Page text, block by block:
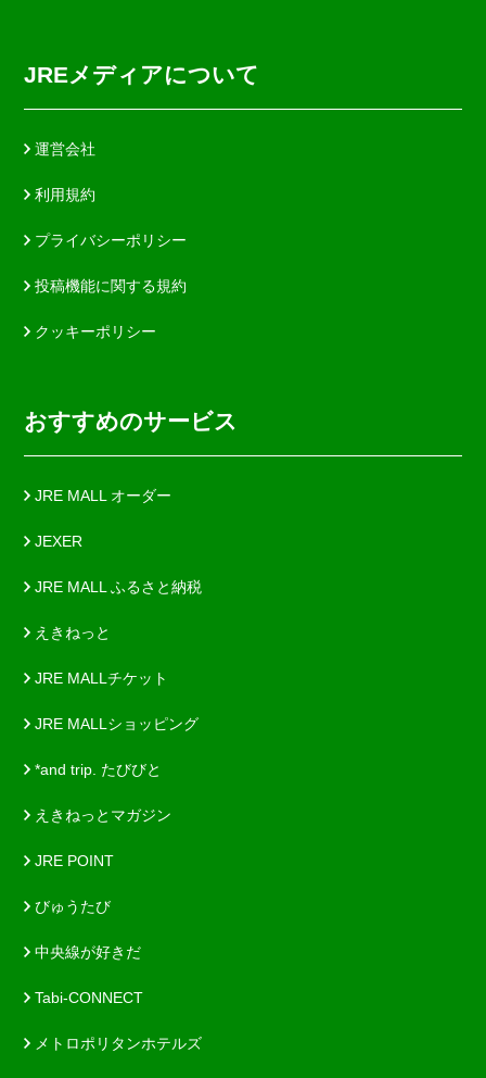
JREメディアについて
運営会社
利用規約
プライバシーポリシー
投稿機能に関する規約
クッキーポリシー
おすすめのサービス
JRE MALL オーダー
JEXER
JRE MALL ふるさと納税
えきねっと
JRE MALLチケット
JRE MALLショッピング
*and trip. たびびと
えきねっとマガジン
JRE POINT
びゅうたび
中央線が好きだ
Tabi-CONNECT
メトロポリタンホテルズ